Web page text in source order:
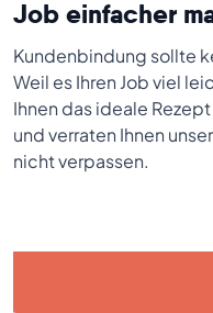
Job einfacher
Kundenbindung sollte
Weil es Ihren Job viel
Ihnen das ideale
und verraten Ihnen
nicht verpassen.